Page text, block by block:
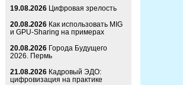
19.08.2026 Цифровая зрелость
20.08.2026 Как использовать MIG
и GPU-Sharing на примерах
20.08.2026 Города Будущего
2026. Пермь
21.08.2026 Кадровый ЭДО:
цифровизация на практике